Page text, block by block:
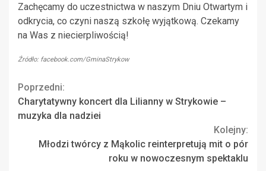
Zachęcamy do uczestnictwa w naszym Dniu Otwartym i
odkrycia, co czyni naszą szkołę wyjątkową. Czekamy
na Was z niecierpliwością!
Źródło: facebook.com/GminaStrykow
Continue
Reading
Poprzedni:
Charytatywny koncert dla Lilianny w Strykowie –
muzyka dla nadziei
Kolejny:
Młodzi twórcy z Mąkolic reinterpretują mit o pór
roku w nowoczesnym spektaklu